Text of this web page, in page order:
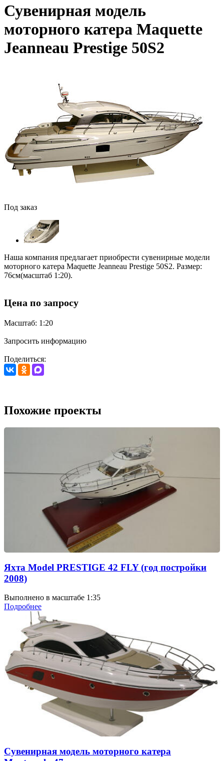
Сувенирная модель
моторного катера Maquette
Jeanneau Prestige 50S2
Под заказ
Наша компания предлагает приобрести сувенирные модели
моторного катера Maquette Jeanneau Prestige 50S2. Размер:
76см(масштаб 1:20).
Цена по запросу
Масштаб: 1:20
Запросить информацию
Поделиться:
Похожие проекты
Яхта Model PRESTIGE 42 FLY (год постройки
2008)
Выполнено в масштабе 1:35
Подробнее
Сувенирная модель моторного катера